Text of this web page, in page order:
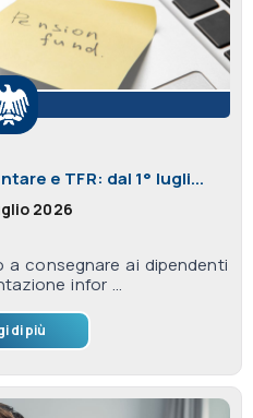
e TFR: dal 1° lugli...
2026
consegnare ai dipendenti
infor ...
di più